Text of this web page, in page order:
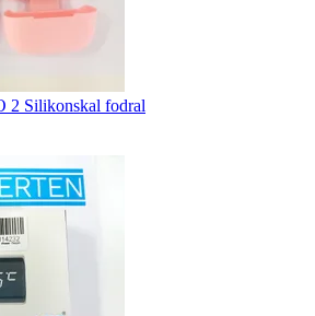
2 Silikonskal fodral